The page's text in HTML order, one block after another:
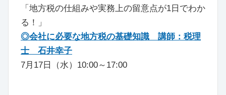
「地方税の仕組みや実務上の留意点が1日でわか
る！」
◎会社に必要な地方税の基礎知識 講師：税理
士 石井幸子
7月17日（水）10:00～17:00